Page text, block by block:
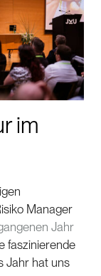
im
Manager
Jahr
faszinierende
Jahr hat uns